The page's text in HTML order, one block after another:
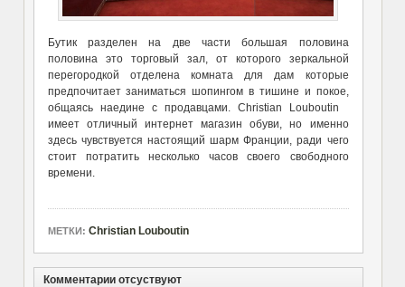
Бутик разделен на две части большая половина
половина это торговый зал, от которого зеркальной
перегородкой отделена комната для дам которые
предпочитает заниматься шопингом в тишине и покое,
общаясь наедине с продавцами. Christian Louboutin
имеет отличный интернет магазин обуви, но именно
здесь чувствуется настоящий шарм Франции, ради чего
стоит потратить несколько часов своего свободного
времени.
МЕТКИ: Christian Louboutin
Комментарии отсуствуют